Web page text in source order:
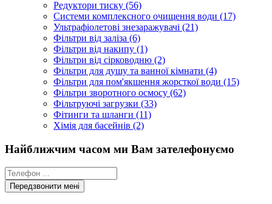
Редуктори тиску (56)
Системи комплексного очищення води (17)
Ультрафіолетові знезаражувачі (21)
Фільтри від заліза (6)
Фільтри від накипу (1)
Фільтри від сірководню (2)
Фільтри для душу та ванної кімнати (4)
Фільтри для пом'якшення жорсткої води (15)
Фільтри зворотного осмосу (62)
Фільтруючі загрузки (33)
Фітинги та шланги (11)
Хімія для басейнів (2)
Найближчим часом ми Вам зателефонуємо